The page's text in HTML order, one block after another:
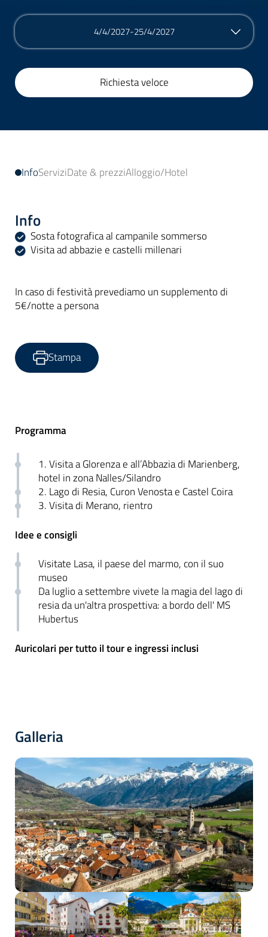
4/4/2027-25/4/2027
Richiesta veloce
InfoServiziDate & prezziAlloggio/Hotel
Info
Sosta fotografica al campanile sommerso
Visita ad abbazie e castelli millenari
In caso di festività prevediamo un supplemento di
5€/notte a persona
Stampa
Programma
1. Visita a Glorenza e all’Abbazia di Marienberg,
hotel in zona Nalles/Silandro
2. Lago di Resia, Curon Venosta e Castel Coira
3. Visita di Merano, rientro
Idee e consigli
Visitate Lasa, il paese del marmo, con il suo
museo
Da luglio a settembre vivete la magia del lago di
resia da un'altra prospettiva: a bordo dell' MS
Hubertus
Auricolari per tutto il tour e ingressi inclusi
Galleria